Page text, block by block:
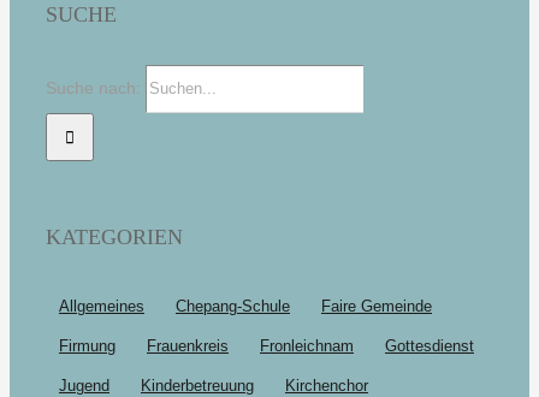
SUCHE
Suche nach:
KATEGORIEN
Allgemeines Chepang-Schule Faire Gemeinde
Firmung Frauenkreis Fronleichnam Gottesdienst
Jugend Kinderbetreuung Kirchenchor